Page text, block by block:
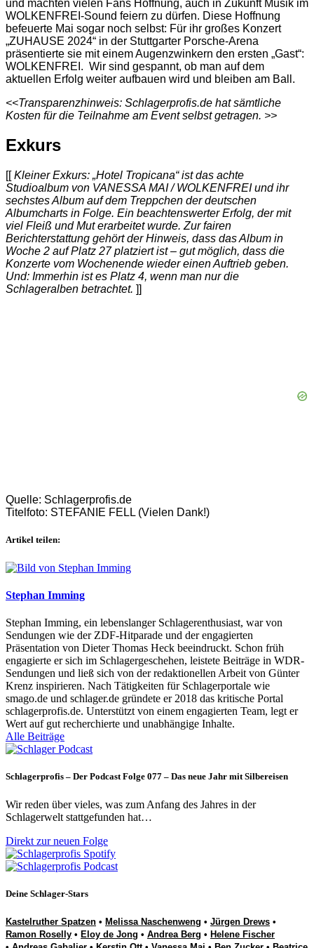
und machten vielen Fans Hoffnung, auch in Zukunft Musik im
WOLKENFREI-Sound feiern zu dürfen. Diese Hoffnung
befeuerte Mai sogar noch selbst: Für ihr großes Konzert
„ZUHAUSE 2024“ in der Stuttgarter Porsche-Arena
präsentierte sie mit einem Augenzwinkern den ersten „Gast“:
WOLKENFREI. Wir sind gespannt, ob man auf dem
aktuellen Erfolg weiter aufbauen wird und bleiben am Ball.
<<Transparenzhinweis: Schlagerprofis.de hat sämtliche
Kosten für die Teilnahme am Event selbst getragen. >>
Exkurs
[[Kleiner Exkurs: „Hotel Tropicana“ ist das achte
Studioalbum von VANESSA MAI / WOLKENFREI und ihr
sechstes Album auf dem Treppchen der deutschen
Albumcharts in Folge. Ein beachtenswerter Erfolg, der mit
viel Fleiß und Mut erarbeitet wurde. Zur fairen
Berichterstattung gehört der Hinweis, dass das Album in
Woche 2 auf Platz 27 platziert ist – gut möglich, dass die
Konzerte vom Wochenende wieder einen Auftrieb geben.
Und: Immerhin ist es Platz 4, wenn man nur die
Schlageralben betrachtet. ]]
Quelle: Schlagerprofis.de
Titelfoto: STEFANIE FELL (Vielen Dank!)
Artikel teilen:
Stephan Imming
Stephan Imming, ein lebenslanger Schlagerenthusiast, war von
Sendungen wie der ZDF-Hitparade und der engagierten
Präsentation von Dieter Thomas Heck beeindruckt. Schon früh
engagierte er sich im Schlagergeschehen, leistete Beiträge in WDR-
Sendungen und ließ sich von der redaktionellen Arbeit von Günter
Krenz inspirieren. Nach Tätigkeiten für Schlagerportale wie
smago.de und schlager.de gründete er 2018 das kritische Portal
schlagerprofis.de. Unterstützt von einem engagierten Team, legt er
Wert auf gut recherchierte und unabhängige Inhalte.
Alle Beiträge
Schlagerprofis – Der Podcast Folge 077 – Das neue Jahr mit Silbereisen
Wir reden über vieles, was zum Anfang des Jahres in der
Schlagerwelt stattgefunden hat…
Direkt zur neuen Folge
Deine Schlager-Stars
Kastelruther Spatzen • Melissa Naschenweng • Jürgen Drews •
Ramon Roselly • Eloy de Jong • Andrea Berg • Helene Fischer